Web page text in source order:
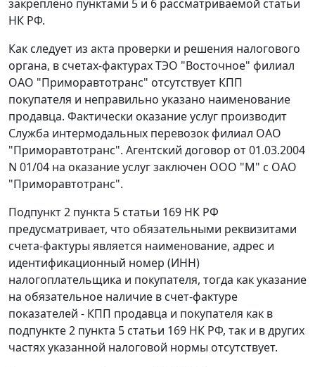
закреплено пунктами 5 и 6 рассматриваемой статьи
НК РФ.
Как следует из акта проверки и решения налогового
органа, в счетах-фактурах ТЭО "Восточное" филиал
ОАО "Приморавтотранс" отсутствует КПП
покупателя и неправильно указано наименование
продавца. Фактически оказание услуг производит
Служба интермодальных перевозок филиал ОАО
"Приморавтотранс". Агентский договор от 01.03.2004
N 01/04 на оказание услуг заключен ООО "М" с ОАО
"Приморавтотранс".
Подпункт 2 пункта 5 статьи 169 НК РФ
предусматривает, что обязательными реквизитами
счета-фактуры является наименование, адрес и
идентификационный номер (ИНН)
налогоплательщика и покупателя, тогда как указание
на обязательное наличие в счет-фактуре
показателей - КПП продавца и покупателя как в
подпункте 2 пункта 5 статьи 169 НК РФ, так и в других
частях указанной налоговой нормы отсутствует.